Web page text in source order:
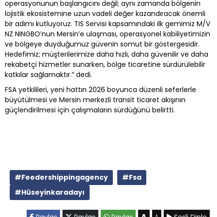
operasyonunun başlangıcını değil; aynı zamanda bölgenin
lojistik ekosistemine uzun vadeli değer kazandıracak önemli
bir adımı kutluyoruz. TIS Servisi kapsamındaki ilk gemimiz M/V
NZ NINGBO’nun Mersin’e ulaşması, operasyonel kabiliyetimizin
ve bölgeye duyduğumuz güvenin somut bir göstergesidir.
Hedefimiz; müşterilerimize daha hızlı, daha güvenilir ve daha
rekabetçi hizmetler sunarken, bölge ticaretine sürdürülebilir
katkılar sağlamaktır.” dedi.
FSA yetkilileri, yeni hattın 2026 boyunca düzenli seferlerle
büyütülmesi ve Mersin merkezli transit ticaret akışının
güçlendirilmesi için çalışmaların sürdüğünü belirtti.
#Feedershippingagency
#Fsa
#Hüseyinkaradayı